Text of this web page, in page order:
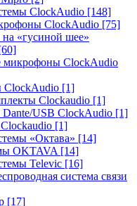
ClockAudio [148]
ClockAudio [75]
«гусиной шее»
микрофоны ClockAudio
ClockAudio [1]
Clockaudio [1]
USB ClockAudio [1]
[1]
«Октава» [14]
OKTAVA [14]
Televic [16]
система связи
[17]